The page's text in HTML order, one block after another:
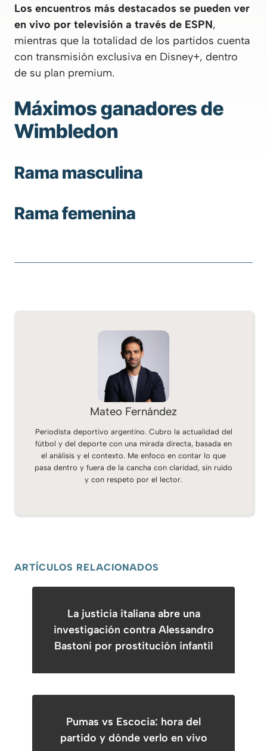
Los encuentros más destacados se pueden ver
en vivo por televisión a través de ESPN,
mientras que la totalidad de los partidos cuenta
con transmisión exclusiva en Disney+, dentro
de su plan premium.
Máximos ganadores de
Wimbledon
Rama masculina
Rama femenina
Mateo Fernández
Periodista deportivo argentino. Cubro la actualidad del
fútbol y del deporte con una mirada directa, basada en
el análisis y el contexto. Me enfoco en contar lo que
pasa dentro y fuera de la cancha con claridad, sin ruido
y con respeto por el lector.
ARTÍCULOS RELACIONADOS
La justicia italiana abre una
investigación contra Alessandro
Bastoni por prostitución infantil
Pumas vs Escocia: hora del
partido y dónde verlo en vivo